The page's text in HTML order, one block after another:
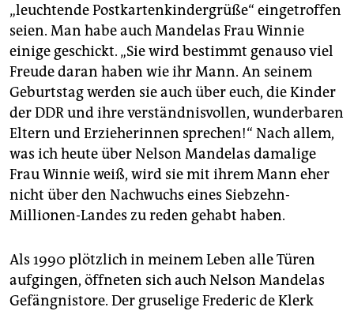
„leuchtende Postkartenkindergrüße“ eingetroffen
seien. Man habe auch Mandelas Frau Winnie
einige geschickt. „Sie wird bestimmt genauso viel
Freude daran haben wie ihr Mann. An seinem
Geburtstag werden sie auch über euch, die Kinder
der DDR und ihre verständnisvollen, wunderbaren
Eltern und Erzieherinnen sprechen!“ Nach allem,
was ich heute über Nelson Mandelas damalige
Frau Winnie weiß, wird sie mit ihrem Mann eher
nicht über den Nachwuchs eines Siebzehn-
Millionen-Landes zu reden gehabt haben.
Als 1990 plötzlich in meinem Leben alle Türen
aufgingen, öffneten sich auch Nelson Mandelas
Gefängnistore. Der gruselige Frederic de Klerk